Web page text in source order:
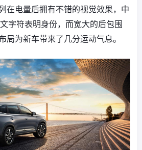
在电量后拥有不错的视觉效果，中
字符表明身份，而宽大的后包围
局为新车带来了几分运动气息。